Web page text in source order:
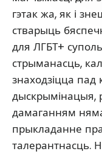
гэтак жа, як і
стварыць
для ЛГБТ+
стрыманасць,
знаходзіцца
дыскрымінацыя,
дамаганням
прыкладанне
талерантнасць.